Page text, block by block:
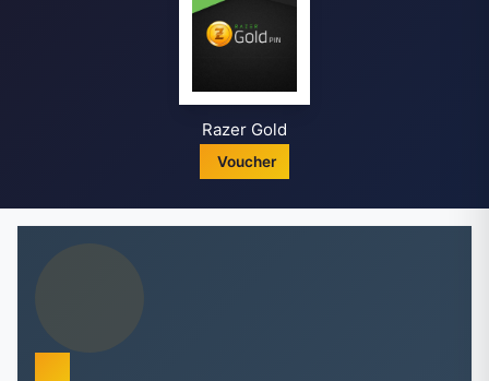
Razer Gold
Voucher